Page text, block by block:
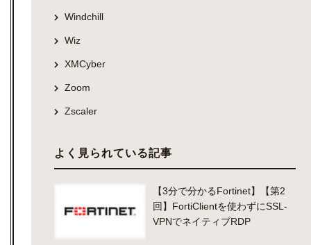
Windchill
Wiz
XMCyber
Zoom
Zscaler
よく見られている記事
【3分で分かるFortinet】【第2
回】FortiClientを使わずにSSL-
VPNでネイティブRDP